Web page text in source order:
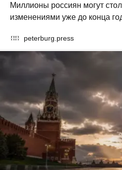
Миллионы россиян могут
изменениями уже до конца
peterburg.press